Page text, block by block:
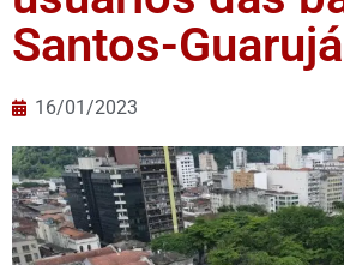
Santos-Guarujá
16/01/2023